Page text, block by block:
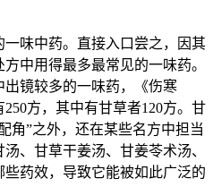
味中药。直接入口尝之，因其
中用得最多最常见的一味药。
出镜较多的一味药，《伤寒
方，其中有甘草者120方。甘
角”之外，还在某些名方中担当
、甘草干姜汤、甘姜苓术汤、
药效，导致它能被如此广泛的